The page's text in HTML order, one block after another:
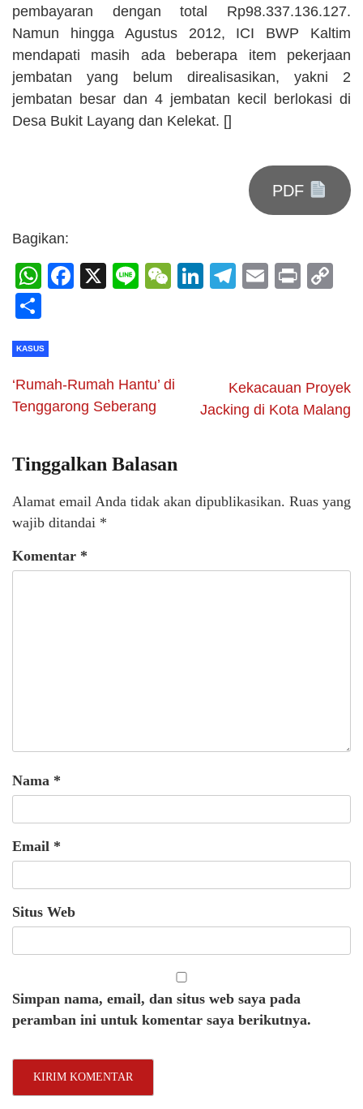
pembayaran dengan total Rp98.337.136.127.
Namun hingga Agustus 2012, ICI BWP Kaltim
mendapati masih ada beberapa item pekerjaan
jembatan yang belum direalisasikan, yakni 2
jembatan besar dan 4 jembatan kecil berlokasi di
Desa Bukit Layang dan Kelekat. []
PDF
Bagikan:
WhatsApp
Facebook
X LineWeChat
LinkedIn
Telegram
Email
Print
KASUS
‘Rumah-Rumah Hantu’ di
Tenggarong Seberang
Kekacauan Proyek
Jacking di Kota Malang
Tinggalkan Balasan
Alamat email Anda tidak akan dipublikasikan. Ruas yang
wajib ditandai *
Komentar *
Nama *
Email *
Situs Web
Simpan nama, email, dan situs web saya pada
peramban ini untuk komentar saya berikutnya.